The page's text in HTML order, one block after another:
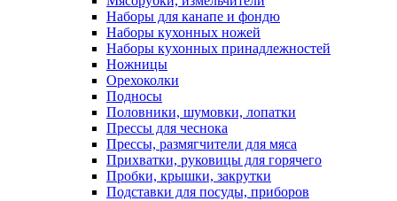
Наборы для канапе и фондю
Наборы кухонных ножей
Наборы кухонных принадлежностей
Ножницы
Орехоколки
Подносы
Половники, шумовки, лопатки
Прессы для чеснока
Прессы, размягчители для мяса
Прихватки, руковицы для горячего
Пробки, крышки, закрутки
Подставки для посуды, приборов